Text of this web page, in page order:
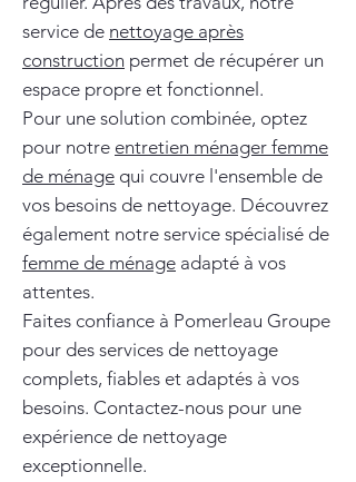
service de nettoyage après
construction permet de récupérer un
espace propre et fonctionnel.
Pour une solution combinée, optez
pour notre entretien ménager femme
de ménage qui couvre l'ensemble de
vos besoins de nettoyage. Découvrez
également notre service spécialisé de
femme de ménage adapté à vos
attentes.
Faites confiance à Pomerleau Groupe
pour des services de nettoyage
complets, fiables et adaptés à vos
besoins. Contactez-nous pour une
expérience de nettoyage
exceptionnelle.